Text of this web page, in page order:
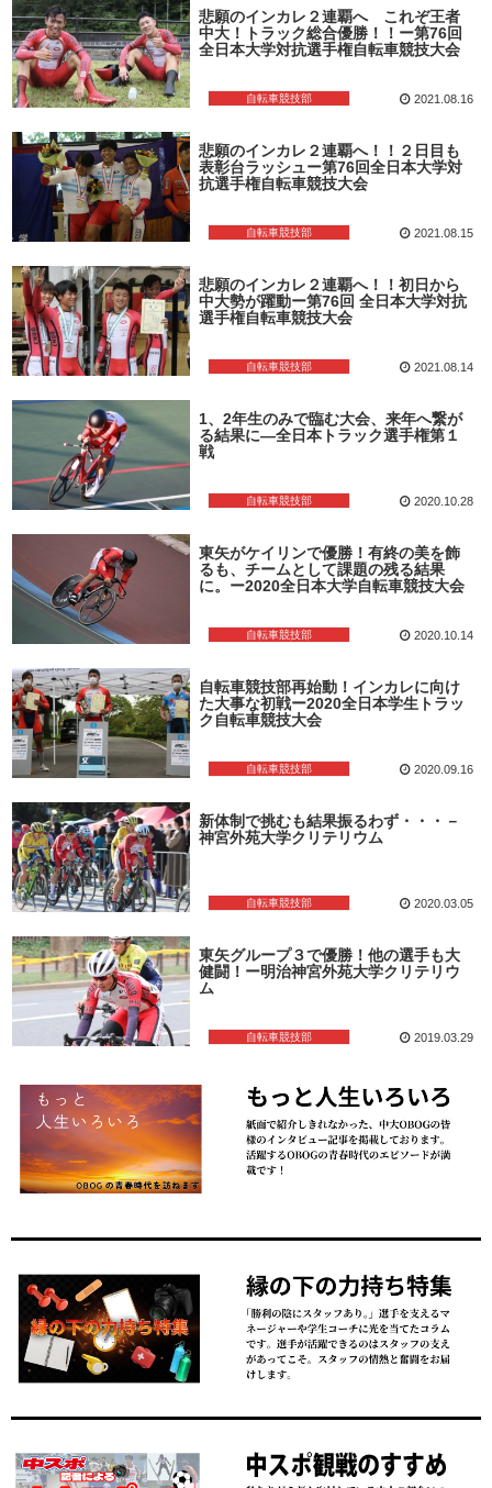
自転車競技部
悲願のインカレ２連覇へ これぞ王者
中大！トラック総合優勝！！ー第76回
全日本大学対抗選手権自転車競技大会
2021.08.16
自転車競技部
悲願のインカレ２連覇へ！！２日目も
表彰台ラッシュー第76回全日本大学対
抗選手権自転車競技大会
2021.08.15
自転車競技部
悲願のインカレ２連覇へ！！初日から
中大勢が躍動ー第76回 全日本大学対抗
選手権自転車競技大会
2021.08.14
自転車競技部
1、2年生のみで臨む大会、来年へ繋が
る結果に―全日本トラック選手権第１
戦
2020.10.28
自転車競技部
東矢がケイリンで優勝！有終の美を飾
るも、チームとして課題の残る結果
に。ー2020全日本大学自転車競技大会
2020.10.14
自転車競技部
自転車競技部再始動！インカレに向け
た大事な初戦ー2020全日本学生トラッ
ク自転車競技大会
2020.09.16
自転車競技部
新体制で挑むも結果振るわず・・・－
神宮外苑大学クリテリウム
2020.03.05
自転車競技部
東矢グループ３で優勝！他の選手も大
健闘！ー明治神宮外苑大学クリテリウ
ム
2019.03.29